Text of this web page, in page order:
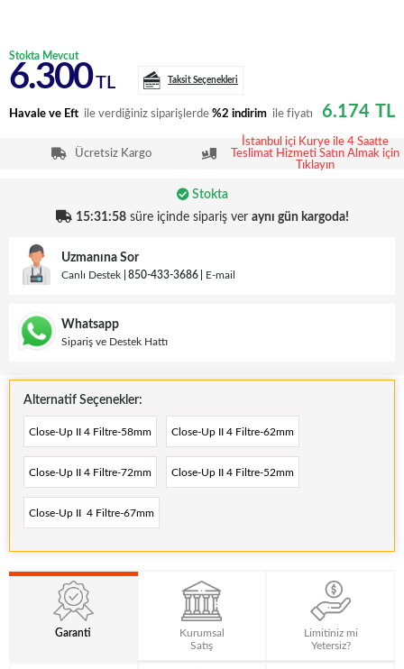
Stokta Mevcut
6.300TL Taksit Seçenekleri
Havale ve Eft ile verdiğiniz siparişlerde %2 indirim ile fiyatı 6.174 TL
Ücretsiz Kargo
İstanbul içi Kurye ile 4 Saatte
Teslimat Hizmeti Satın Almak için
Tıklayın
Stokta
15:31:58süre içinde sipariş ver aynı gün kargoda!
Uzmanına Sor
Canlı Destek 850-433-3686 E-mail
Whatsapp
Sipariş ve Destek Hattı
Alternatif Seçenekler:
Close-Up II 4 Filtre-58mm Close-Up II 4 Filtre-62mm
Close-Up II 4 Filtre-72mm Close-Up II 4 Filtre-52mm
Close-Up II 4 Filtre-67mm
Garanti
Kurumsal
Satış
Limitiniz mi
Yetersiz?